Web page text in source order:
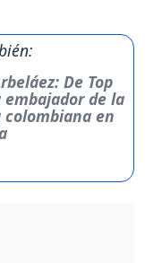
De Top
embajador de la
colombiana en